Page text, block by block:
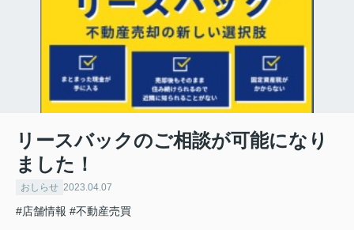
リースバックのご相談が可能になり
ました！
おしらせ 2023.04.07
#店舗情報 #不動産売買